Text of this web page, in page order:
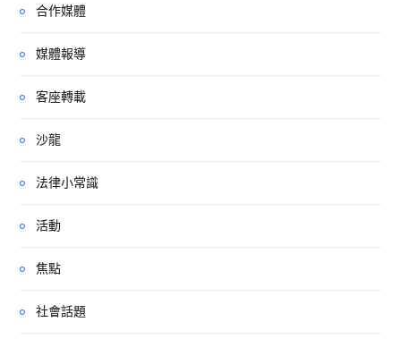
合作媒體
媒體報導
客座轉載
沙龍
法律小常識
活動
焦點
社會話題